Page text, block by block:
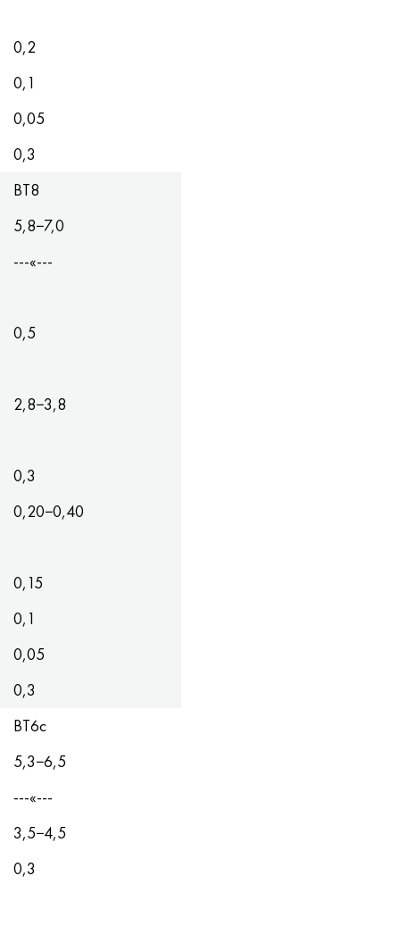
0,2
0,1
0,05
0,3
ВТ8
5,8−7,0
---«---
0,5
2,8−3,8
0,3
0,20−0,40
0,15
0,1
0,05
0,3
ВТ6с
5,3−6,5
---«---
3,5−4,5
0,3